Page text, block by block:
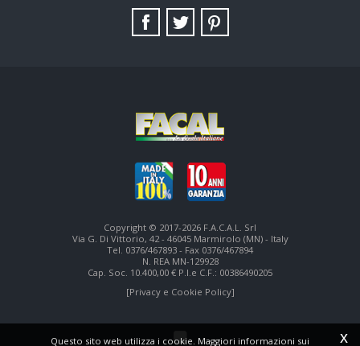
SITE MAP
Copyright © 2017-2026 F.A.C.A.L. Srl
Via G. Di Vittorio, 42 - 46045 Marmirolo (MN) - Italy
Tel. 0376/467893 - Fax 0376/467894
N. REA MN-129928
Cap. Soc. 10.400,00 € P.I.e C.F.: 00386490205
[Privacy e Cookie Policy]
x
Questo sito web utilizza i cookie. Maggiori informazioni sui